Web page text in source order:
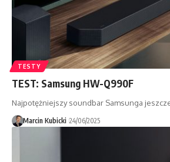
TESTY
TEST: Samsung HW-Q990F
Najpotężniejszy soundbar Samsunga
Marcin Kubicki 24/06/2025